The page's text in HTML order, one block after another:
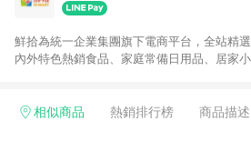
鮮拾為統一企業集團旗下電商平台，全站精
內外特色熱銷食品、家庭常備日用品、居家
有好康。LINE好友招募中搜尋@10mart。 ＊
相似商品 熱銷排行榜 商品描述